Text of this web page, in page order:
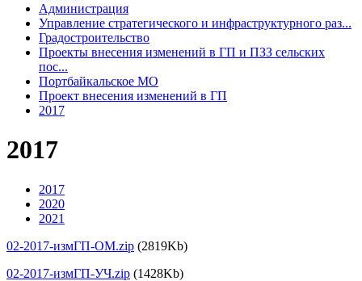
Администрация
Управление стратегического и инфраструктурного раз...
Градостроительство
Проекты внесения изменений в ГП и ПЗЗ сельских
пос...
Портбайкальское МО
Проект внесения изменений в ГП
2017
2017
2017
2020
2021
02-2017-измГП-ОМ.zip (2819Kb)
02-2017-измГП-УЧ.zip (1428Kb)